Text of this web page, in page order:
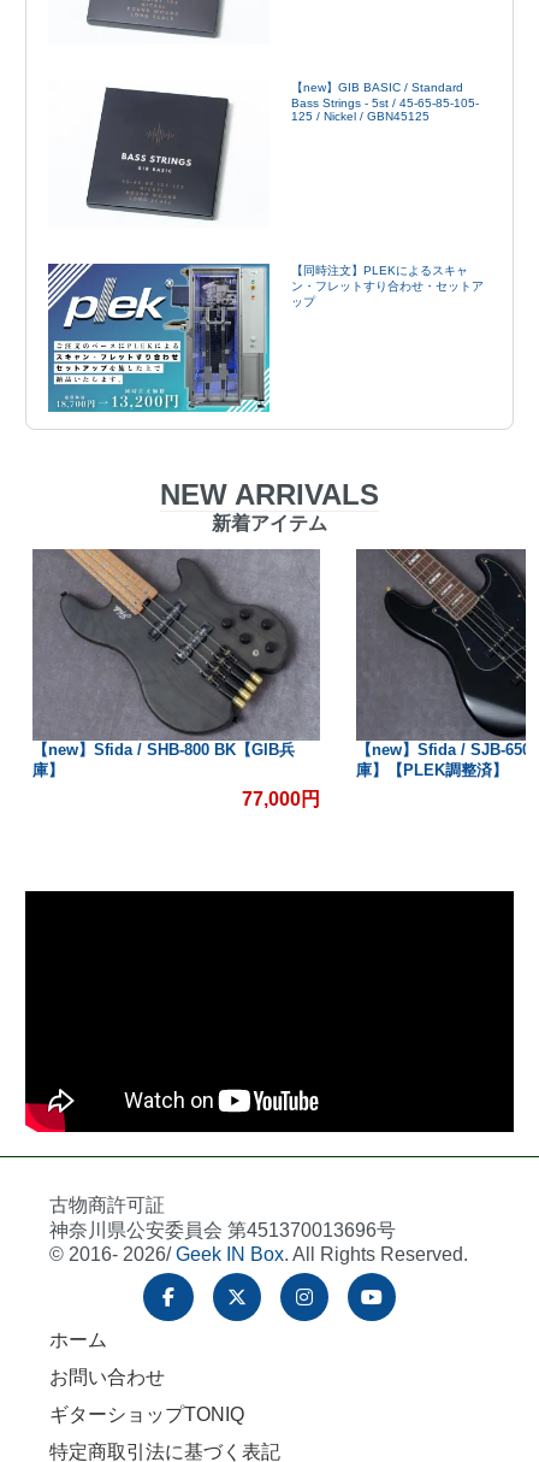
【new】GIB BASIC / Standard
Bass Strings - 5st / 45-65-85-105-
125 / Nickel / GBN45125
【同時注文】PLEKによるスキャ
ン・フレットすり合わせ・セットア
ップ
NEW ARRIVALS
新着アイテム
【new】Sfida / SHB-800 BK【GIB兵
庫】
77,000円
【new】Sfida / SJB-650
庫】【PLEK調整済】
古物商許可証
神奈川県公安委員会 第451370013696号
© 2016- 2026/Geek IN Box. All Rights Reserved.
ホーム
お問い合わせ
ギターショップTONIQ
特定商取引法に基づく表記